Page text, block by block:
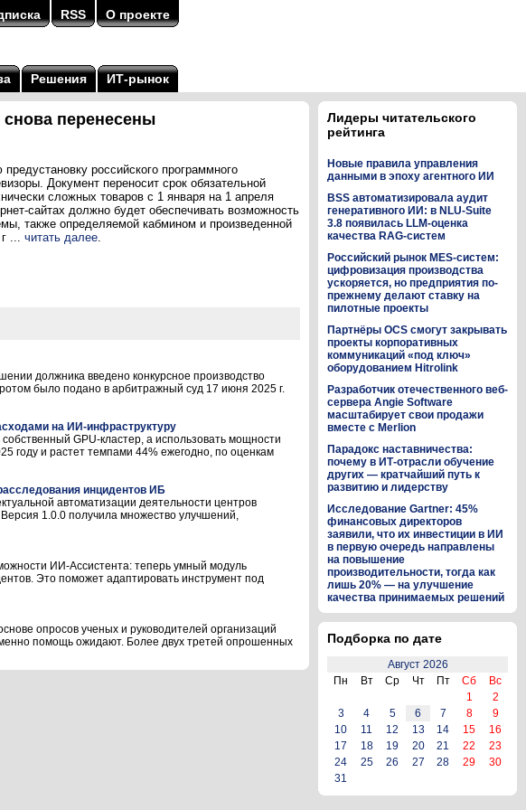
RSS О проекте
Решения ИТ-рынок
снова перенесены
российского программного
Документ переносит срок обязательной
сложных товаров с 1 января на 1 апреля
сайтах должно будет обеспечивать возможность
также определяемой кабмином и произведенной
... читать далее.
должника введено конкурсное производство
было подано в арбитражный суд 17 июня 2025 г.
на ИИ-инфраструктуру
GPU-кластер, а использовать мощности
году и растет темпами 44% ежегодно, по оценкам
инцидентов ИБ
автоматизации деятельности центров
1.0.0 получила множество улучшений,
ИИ-Ассистента: теперь умный модуль
Это поможет адаптировать инструмент под
опросов ученых и руководителей организаций
помощь ожидают. Более двух третей опрошенных
Лидеры читательского
рейтинга
Новые правила управления
данными в эпоху агентного ИИ
BSS автоматизировала аудит
генеративного ИИ: в NLU-Suite
3.8 появилась LLM-оценка
качества RAG-систем
Российский рынок MES-систем:
цифровизация производства
ускоряется, но предприятия по-
прежнему делают ставку на
пилотные проекты
Партнёры OCS смогут закрывать
проекты корпоративных
коммуникаций «под ключ»
оборудованием Hitrolink
Разработчик отечественного веб-
сервера Angie Software
масштабирует свои продажи
вместе с Merlion
Парадокс наставничества:
почему в ИТ-отрасли обучение
других — кратчайший путь к
развитию и лидерству
Исследование Gartner: 45%
финансовых директоров
заявили, что их инвестиции в ИИ
в первую очередь направлены
на повышение
производительности, тогда как
лишь 20% — на улучшение
качества принимаемых решений
Подборка по дате
Август 2026
Пн
Вт Ср Чт Пт Сб
Вс
1
2
3
4 5 6 7 8
9
10
11 12 13 14 15
16
17
18 19 20 21 22
23
24
25 26 27 28 29
30
31